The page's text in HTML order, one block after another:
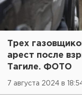
Трех
арест после
Тагиле. ФОТО
7 августа 2024 в